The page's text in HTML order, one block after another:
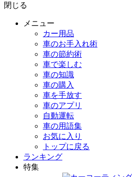
閉じる
メニュー
カー用品
車のお手入れ術
車の節約術
車で楽しむ
車の知識
車の購入
車を手放す
車のアプリ
自動運転
車の用語集
お気に入り
トップに戻る
ランキング
特集